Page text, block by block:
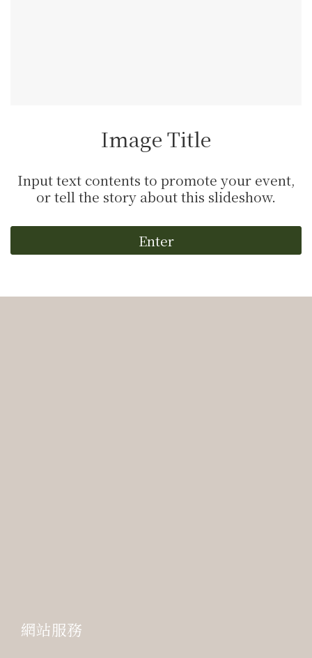
Video Title
Input text contents to promote your event,
or tell the story about this slideshow.
Enter
網站服務